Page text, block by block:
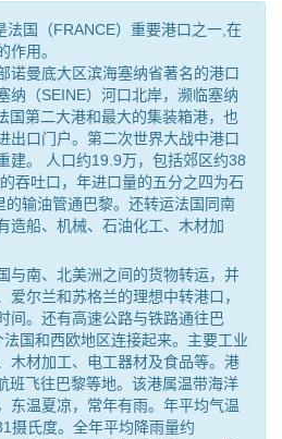
法国（FRANCE）重要港口之一,在
作用。
诺曼底大区滨海塞纳省著名的港口
纳（SEINE）河口北岸，濒临塞纳
国第二大港和最大的集装箱港，也
出口门户。第二次世界大战中港口
建。 人口约19.9万，包括郊区约38
吞吐口，年进口量的五分之四为石
输油管通巴黎。还转运法国同南
造船、机械、石油化工、木材加
与南、北美洲之间的货物转运，并
爱尔兰和苏格兰的理想中转港口，
间。还有高速公路与铁路通往巴
国和西欧地区连接起来。主要工业
木材加工、电工器材及食品等。港
班飞往巴黎等地。该港属温带海洋
东温夏凉，常年有雨。年平均气温
摄氏度。全年平均降雨量约